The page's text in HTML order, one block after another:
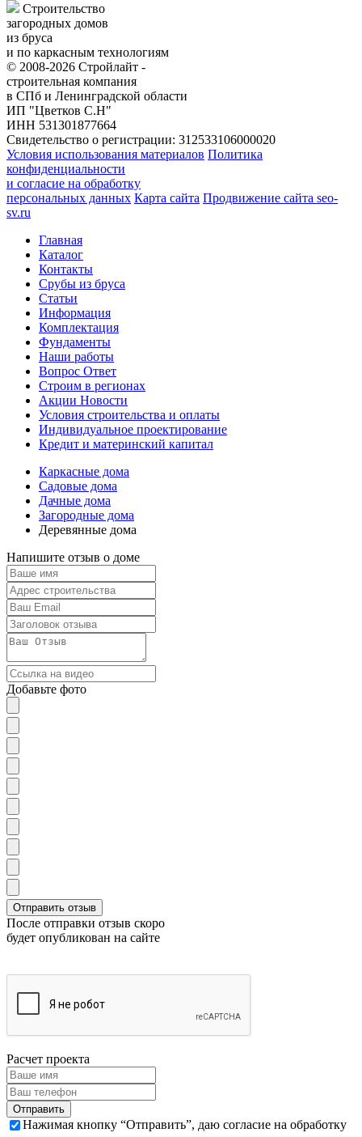
Строительство
загородных домов
из бруса
и по каркасным технологиям
© 2008-2026 Стройлайт -
строительная компания
в СПб и Ленинградской области
ИП "Цветков С.Н"
ИНН 531301877664
Свидетельство о регистрации: 312533106000020
Условия использования материалов Политика
конфиденциальности
и согласие на обработку
персональных данных Карта сайта Продвижение сайта seo-
sv.ru
Главная
Каталог
Контакты
Срубы из бруса
Статьи
Информация
Комплектация
Фундаменты
Наши работы
Вопрос Ответ
Строим в регионах
Акции Новости
Условия строительства и оплаты
Индивидуальное проектирование
Кредит и материнский капитал
Каркасные дома
Садовые дома
Дачные дома
Загородные дома
Деревянные дома
Напишите отзыв о доме
Добавьте фото
После отправки отзыв скоро
будет опубликован на сайте
Расчет проекта
Нажимая кнопку “Отправить”, даю согласие на обработку